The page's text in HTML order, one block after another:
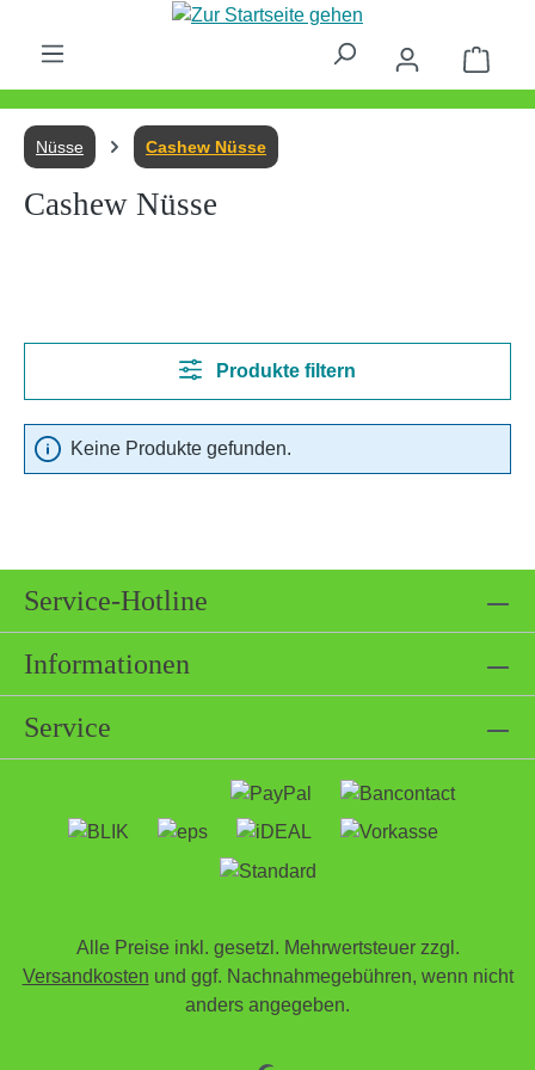
Zum Hauptinhalt springen
Nüsse Cashew Nüsse
Cashew Nüsse
Produkte filtern
Keine Produkte gefunden.
Service-Hotline
Informationen
Service
Alle Preise inkl. gesetzl. Mehrwertsteuer zzgl.
Versandkosten und ggf. Nachnahmegebühren, wenn nicht
anders angegeben.